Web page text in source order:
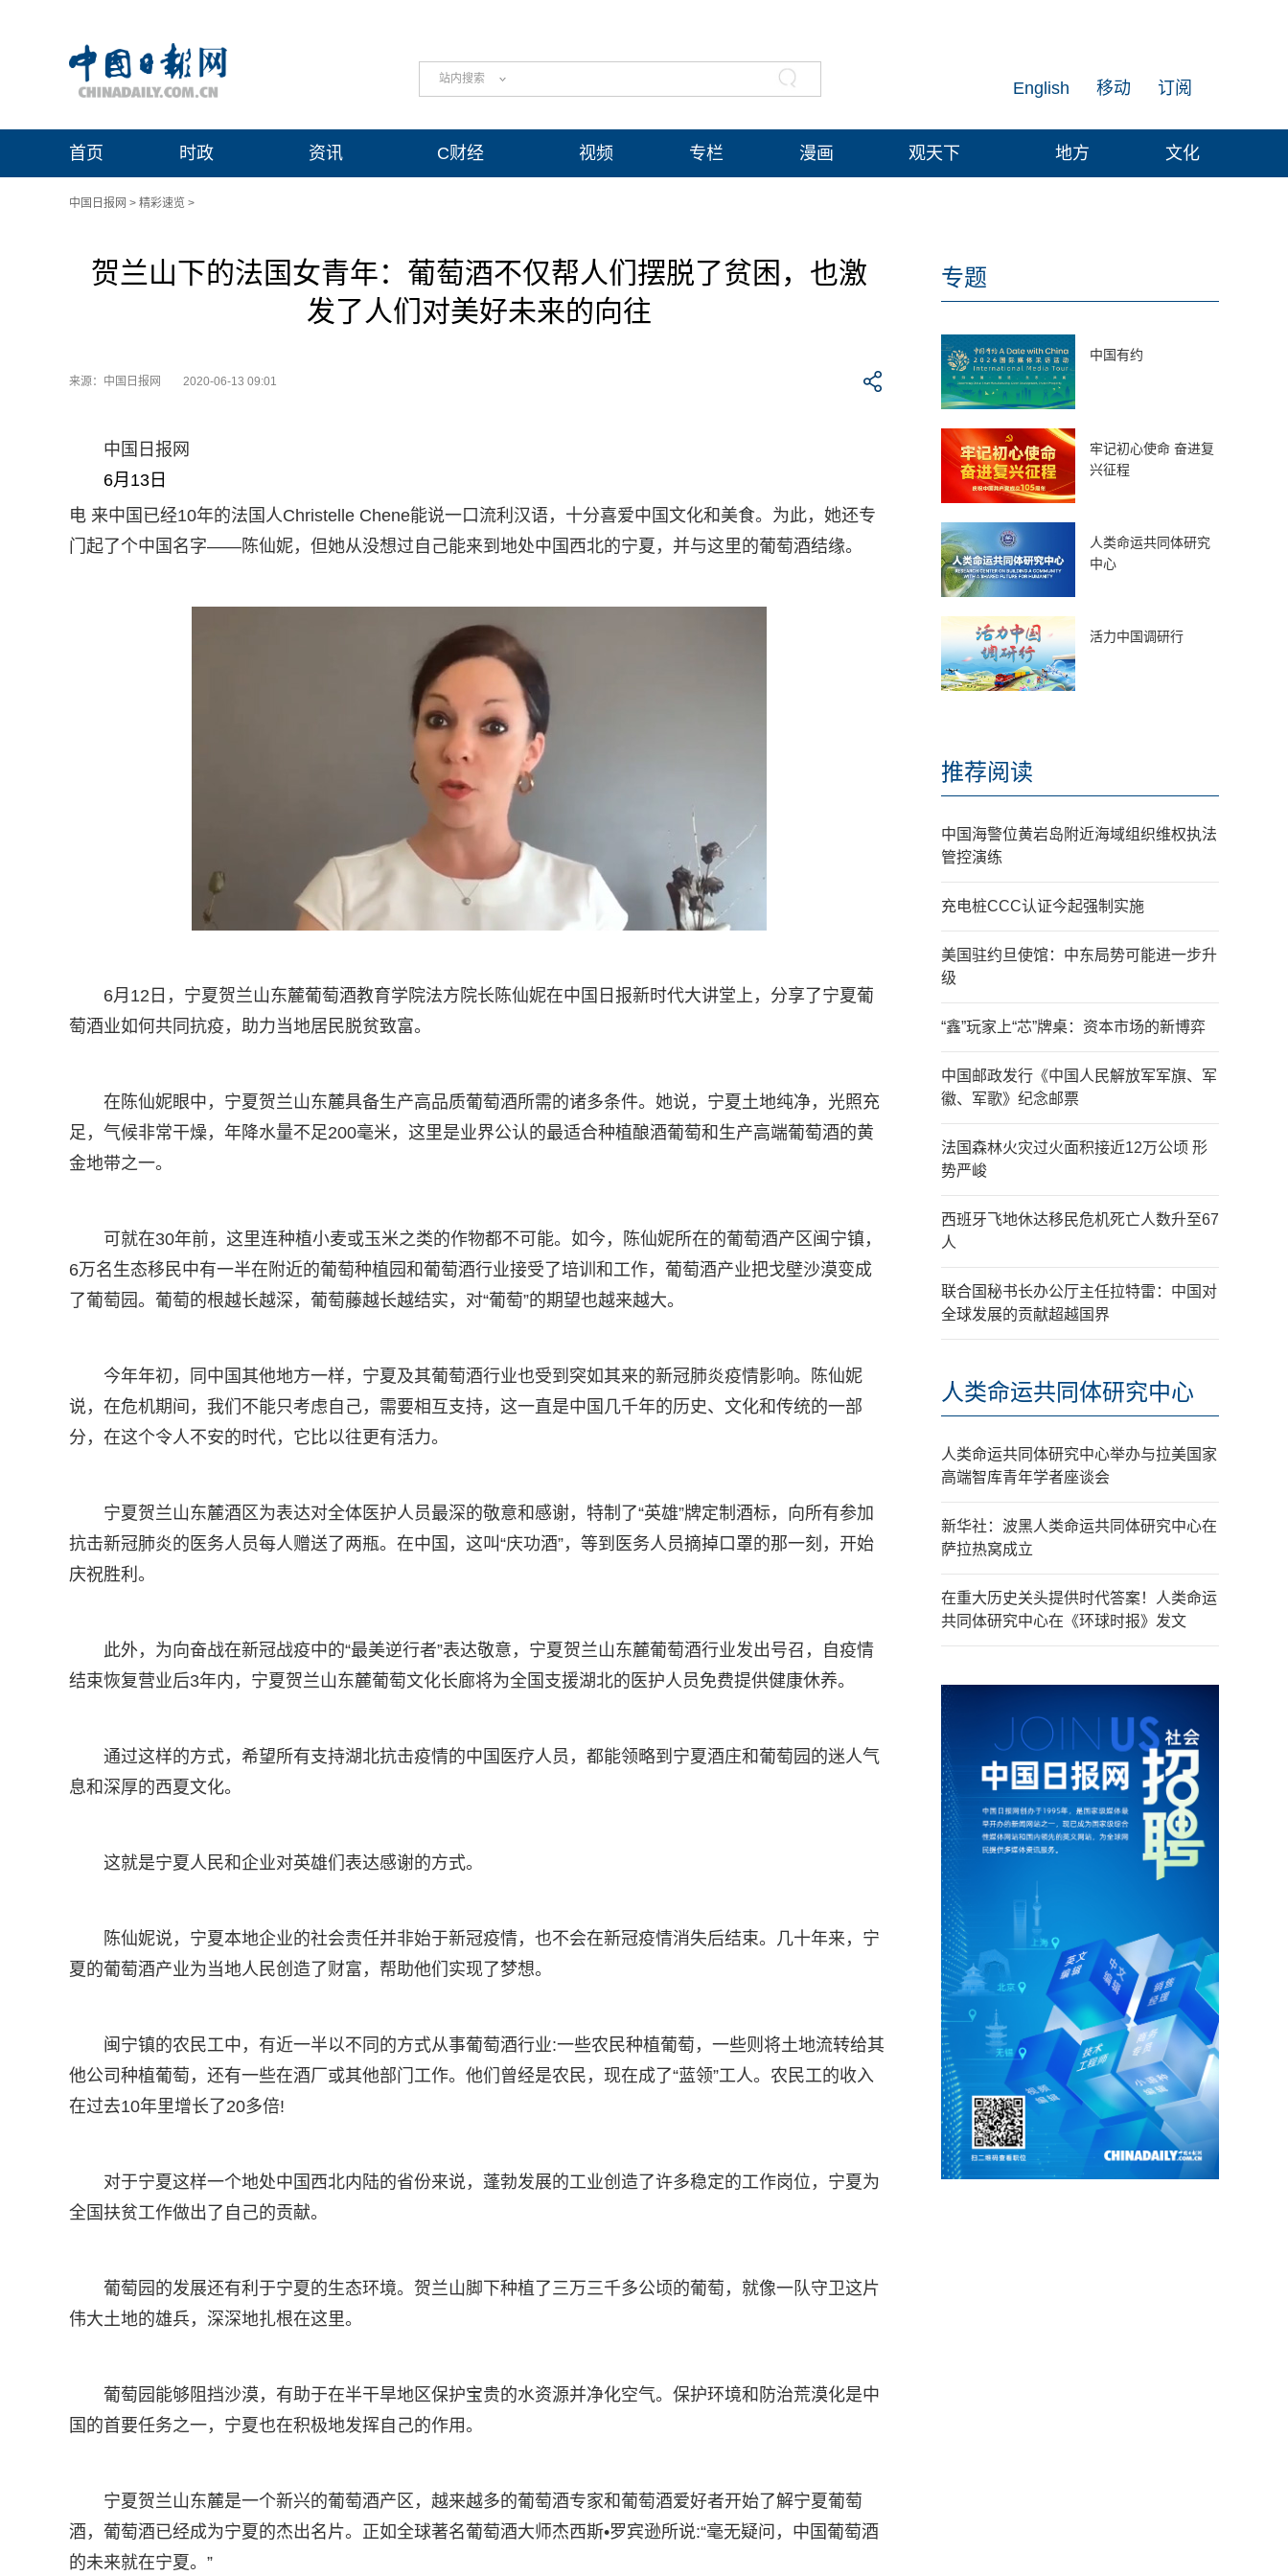
站内搜索 订阅
移动
English
首页 时政 资讯 C财经 视频 专栏 漫画 观天下 地方 文化
中国日报网 > 精彩速览 >
贺兰山下的法国女青年：葡萄酒不仅帮人们摆脱了贫困，也激
发了人们对美好未来的向往
来源：中国日报网 2020-06-13 09:01
中国日报网
6月13日
电 来中国已经10年的法国人Christelle Chene能说一口流利汉语，十分喜爱中国文化和美食。为此，她还专
门起了个中国名字——陈仙妮，但她从没想过自己能来到地处中国西北的宁夏，并与这里的葡萄酒结缘。
6月12日，宁夏贺兰山东麓葡萄酒教育学院法方院长陈仙妮在中国日报新时代大讲堂上，分享了宁夏葡
萄酒业如何共同抗疫，助力当地居民脱贫致富。
在陈仙妮眼中，宁夏贺兰山东麓具备生产高品质葡萄酒所需的诸多条件。她说，宁夏土地纯净，光照充
足，气候非常干燥，年降水量不足200毫米，这里是业界公认的最适合种植酿酒葡萄和生产高端葡萄酒的黄
金地带之一。
可就在30年前，这里连种植小麦或玉米之类的作物都不可能。如今，陈仙妮所在的葡萄酒产区闽宁镇，
6万名生态移民中有一半在附近的葡萄种植园和葡萄酒行业接受了培训和工作，葡萄酒产业把戈壁沙漠变成
了葡萄园。葡萄的根越长越深，葡萄藤越长越结实，对“葡萄”的期望也越来越大。
今年年初，同中国其他地方一样，宁夏及其葡萄酒行业也受到突如其来的新冠肺炎疫情影响。陈仙妮
说，在危机期间，我们不能只考虑自己，需要相互支持，这一直是中国几千年的历史、文化和传统的一部
分，在这个令人不安的时代，它比以往更有活力。
宁夏贺兰山东麓酒区为表达对全体医护人员最深的敬意和感谢，特制了“英雄”牌定制酒标，向所有参加
抗击新冠肺炎的医务人员每人赠送了两瓶。在中国，这叫“庆功酒”，等到医务人员摘掉口罩的那一刻，开始
庆祝胜利。
此外，为向奋战在新冠战疫中的“最美逆行者”表达敬意，宁夏贺兰山东麓葡萄酒行业发出号召，自疫情
结束恢复营业后3年内，宁夏贺兰山东麓葡萄文化长廊将为全国支援湖北的医护人员免费提供健康休养。
通过这样的方式，希望所有支持湖北抗击疫情的中国医疗人员，都能领略到宁夏酒庄和葡萄园的迷人气
息和深厚的西夏文化。
这就是宁夏人民和企业对英雄们表达感谢的方式。
陈仙妮说，宁夏本地企业的社会责任并非始于新冠疫情，也不会在新冠疫情消失后结束。几十年来，宁
夏的葡萄酒产业为当地人民创造了财富，帮助他们实现了梦想。
闽宁镇的农民工中，有近一半以不同的方式从事葡萄酒行业:一些农民种植葡萄，一些则将土地流转给其
他公司种植葡萄，还有一些在酒厂或其他部门工作。他们曾经是农民，现在成了“蓝领”工人。农民工的收入
在过去10年里增长了20多倍!
对于宁夏这样一个地处中国西北内陆的省份来说，蓬勃发展的工业创造了许多稳定的工作岗位，宁夏为
全国扶贫工作做出了自己的贡献。
葡萄园的发展还有利于宁夏的生态环境。贺兰山脚下种植了三万三千多公顷的葡萄，就像一队守卫这片
伟大土地的雄兵，深深地扎根在这里。
葡萄园能够阻挡沙漠，有助于在半干旱地区保护宝贵的水资源并净化空气。保护环境和防治荒漠化是中
国的首要任务之一，宁夏也在积极地发挥自己的作用。
宁夏贺兰山东麓是一个新兴的葡萄酒产区，越来越多的葡萄酒专家和葡萄酒爱好者开始了解宁夏葡萄
酒，葡萄酒已经成为宁夏的杰出名片。正如全球著名葡萄酒大师杰西斯•罗宾逊所说:“毫无疑问，中国葡萄酒
的未来就在宁夏。”
专题
中国有约
牢记初心使命 奋进复
兴征程
人类命运共同体研究
中心
活力中国调研行
推荐阅读
中国海警位黄岩岛附近海域组织维权执法
管控演练
充电桩CCC认证今起强制实施
美国驻约旦使馆：中东局势可能进一步升
级
“鑫”玩家上“芯”牌桌：资本市场的新博弈
中国邮政发行《中国人民解放军军旗、军
徽、军歌》纪念邮票
法国森林火灾过火面积接近12万公顷 形
势严峻
西班牙飞地休达移民危机死亡人数升至67
人
联合国秘书长办公厅主任拉特雷：中国对
全球发展的贡献超越国界
人类命运共同体研究中心
人类命运共同体研究中心举办与拉美国家
高端智库青年学者座谈会
新华社：波黑人类命运共同体研究中心在
萨拉热窝成立
在重大历史关头提供时代答案！人类命运
共同体研究中心在《环球时报》发文